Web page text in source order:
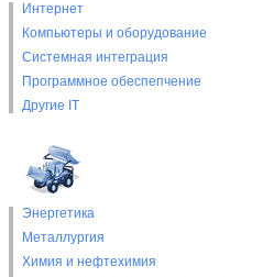
Интернет
Компьютеры и оборудование
Системная интеграция
Программное обеспепчение
Другие IT
Энергетика
Металлургия
Химия и нефтехимия